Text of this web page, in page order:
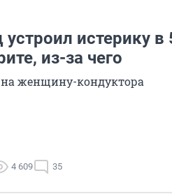
устроил истерику в
из-за чего
женщину-кондуктора
4 609 35